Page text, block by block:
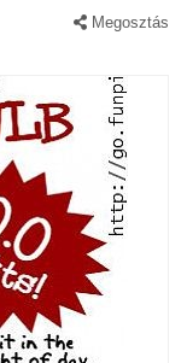
Megosztás